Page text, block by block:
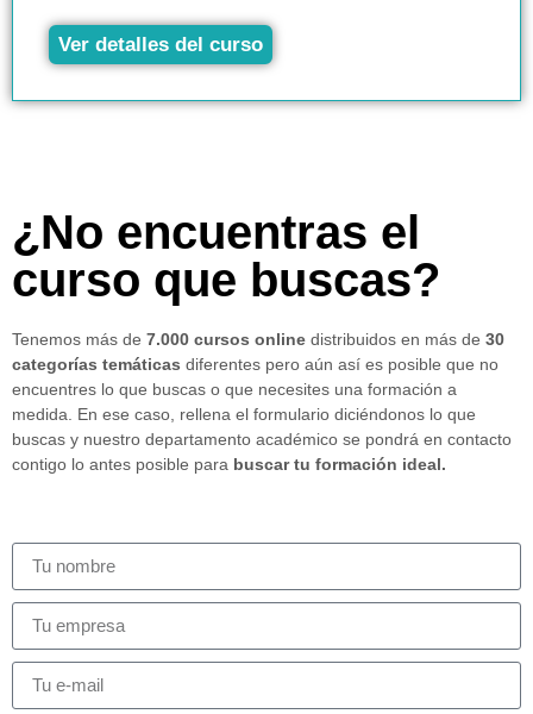
Ver detalles del curso
¿No encuentras el
curso que buscas?
Tenemos más de 7.000 cursos online distribuidos en más de 30
categorías temáticas diferentes pero aún así es posible que no
encuentres lo que buscas o que necesites una formación a
medida. En ese caso, rellena el formulario diciéndonos lo que
buscas y nuestro departamento académico se pondrá en contacto
contigo lo antes posible para buscar tu formación ideal.